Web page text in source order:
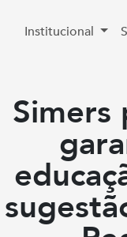
Institucional